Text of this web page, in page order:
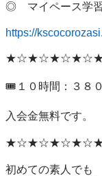
◎　マイペース学
https://
🎟️１０時間：３８
入会金無料です。
初めての素人でも